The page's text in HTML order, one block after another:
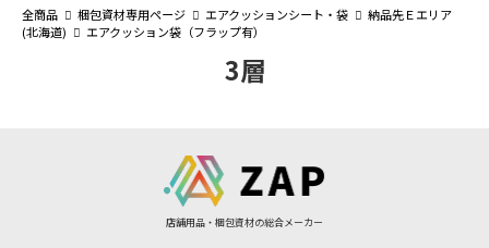
全商品 梱包資材専用ページ エアクッションシート・袋
納品先Ｅエリア
(北海道)
エアクッション袋（フラップ有）
3層
店舗用品・梱包資材の総合メーカー